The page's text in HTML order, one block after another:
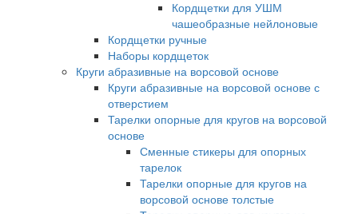
Кордщетки для УШМ
чашеобразные нейлоновые
Кордщетки ручные
Наборы кордщеток
Круги абразивные на ворсовой основе
Круги абразивные на ворсовой основе с
отверстием
Тарелки опорные для кругов на ворсовой
основе
Сменные стикеры для опорных
тарелок
Тарелки опорные для кругов на
ворсовой основе толстые